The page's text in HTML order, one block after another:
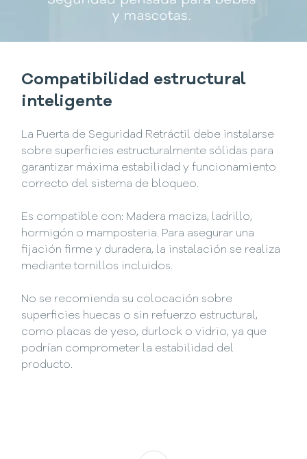
Compatibilidad estructural
inteligente
La Puerta de Seguridad Retráctil debe instalarse
sobre superficies estructuralmente sólidas para
garantizar máxima estabilidad y funcionamiento
correcto del sistema de bloqueo.
Es compatible con: Madera maciza, ladrillo,
hormigón o mamposteria. Para asegurar una
fijación firme y duradera, la instalación se realiza
mediante tornillos incluidos.
No se recomienda su colocación sobre
superficies huecas o sin refuerzo estructural,
como placas de yeso, durlock o vidrio, ya que
podrían comprometer la estabilidad del
producto.